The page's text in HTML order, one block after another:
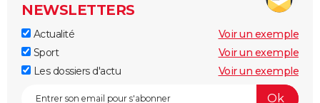
NEWSLETTERS
Actualité
Voir un exemple
Sport
Voir un exemple
Les dossiers d'actu
Voir un exemple